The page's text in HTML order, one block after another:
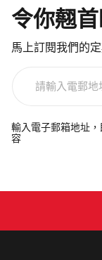
令你翹
馬上訂閱我們的
電
郵
輸入電子郵箱地址
容